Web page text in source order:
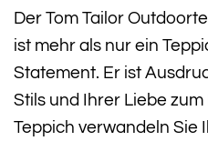
Der Tom Tailor
ist mehr als nur ein
Statement. Er ist
Stils und Ihrer Liebe
Teppich verwandeln Sie